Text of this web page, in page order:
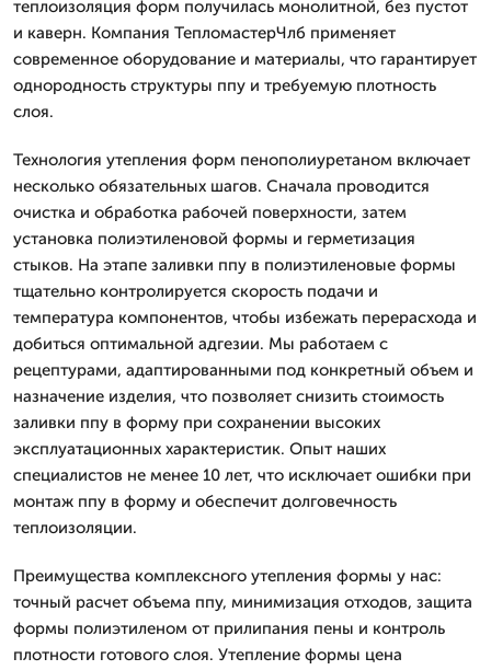
теплоизоляция форм получилась монолитной, без пустот
и каверн. Компания ТепломастерЧлб применяет
современное оборудование и материалы, что гарантирует
однородность структуры ппу и требуемую плотность
слоя.
Технология утепления форм пенополиуретаном включает
несколько обязательных шагов. Сначала проводится
очистка и обработка рабочей поверхности, затем
установка полиэтиленовой формы и герметизация
стыков. На этапе заливки ппу в полиэтиленовые формы
тщательно контролируется скорость подачи и
температура компонентов, чтобы избежать перерасхода и
добиться оптимальной адгезии. Мы работаем с
рецептурами, адаптированными под конкретный объем и
назначение изделия, что позволяет снизить стоимость
заливки ппу в форму при сохранении высоких
эксплуатационных характеристик. Опыт наших
специалистов не менее 10 лет, что исключает ошибки при
монтаж ппу в форму и обеспечит долговечность
теплоизоляции.
Преимущества комплексного утепления формы у нас:
точный расчет объема ппу, минимизация отходов, защита
формы полиэтиленом от прилипания пены и контроль
плотности готового слоя. Утепление формы цена